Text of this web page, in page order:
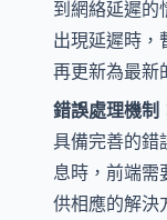
到網絡延遲的
出現延遲時，
再更新為最新
錯誤處理機制
具備完善的錯
息時，前端需
供相應的解決